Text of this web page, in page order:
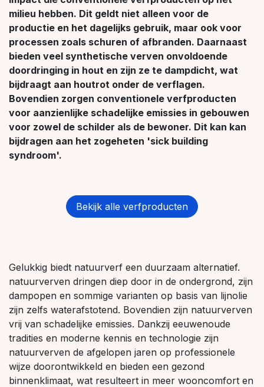
milieu hebben. Dit geldt niet alleen voor de
productie en het dagelijks gebruik, maar ook voor
processen zoals schuren of afbranden. Daarnaast
bieden veel synthetische verven onvoldoende
doordringing in hout en zijn ze te dampdicht, wat
bijdraagt aan houtrot onder de verflagen.
Bovendien zorgen conventionele verfproducten
voor aanzienlijke schadelijke emissies in gebouwen
voor zowel de schilder als de bewoner. Dit kan kan
bijdragen aan het zogeheten 'sick building
syndroom'.
Bekijk alle verfproducten
Gelukkig biedt natuurverf een duurzaam alternatief.
natuurverven dringen diep door in de ondergrond, zijn
dampopen en sommige varianten op basis van lijnolie
zijn zelfs waterafstotend. Bovendien zijn natuurverven
vrij van schadelijke emissies. Dankzij eeuwenoude
tradities en moderne kennis en technologie zijn
natuurverven de afgelopen jaren op professionele
wijze doorontwikkeld en bieden een gezond
binnenklimaat, wat resulteert in meer wooncomfort en